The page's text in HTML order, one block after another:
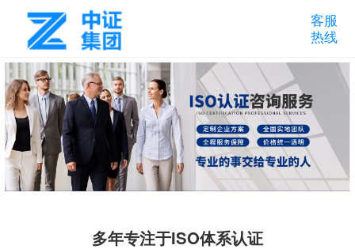
客服
热线
多年专注于ISO体系认证